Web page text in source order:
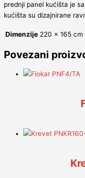
prednji panel kućišta je
kućišta su dizajnirane
Dimenzije 220 × 165 cm
Povezani